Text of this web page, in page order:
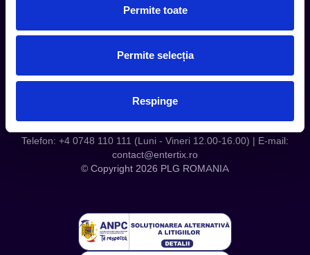
Permite toate
Permite selecția
Respinge
Politica Confidentialitate
Telefon: +4 0748 110 111 (Luni - Vineri 12.00-16.00) | E-mail:
contact@entertix.ro
© Copyright 2026 PLG ROMANIA